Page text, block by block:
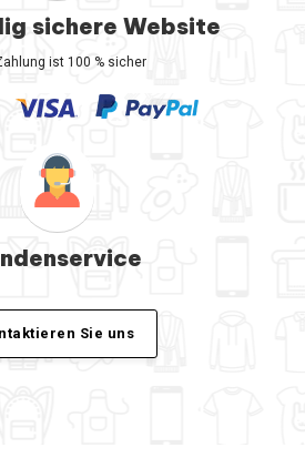
sichere Website
ist 100 % sicher
Sie uns